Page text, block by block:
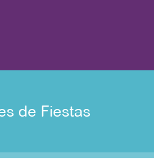
de Fiestas